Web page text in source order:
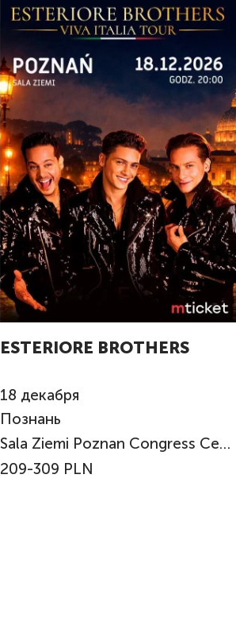
ESTERIORE BROTHERS
18 декабря
Познань
Sala Ziemi Poznan Congress Center
209-309 PLN